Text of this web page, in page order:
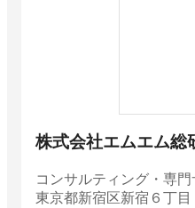
株式会社エムエム総
コンサルティング・専門
東京都新宿区新宿６丁